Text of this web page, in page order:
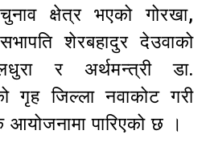
क्षेत्र भएको गोरखा,
शेरबहादुर देउवाको
र अर्थमन्त्री डा.
गृह जिल्ला नवाकोट गरी
पारिएको छ ।